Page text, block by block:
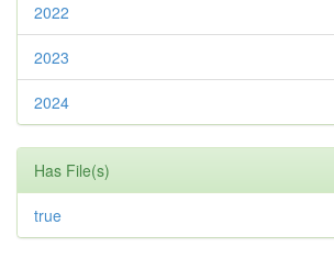
2022
2023
2024
Has File(s)
true